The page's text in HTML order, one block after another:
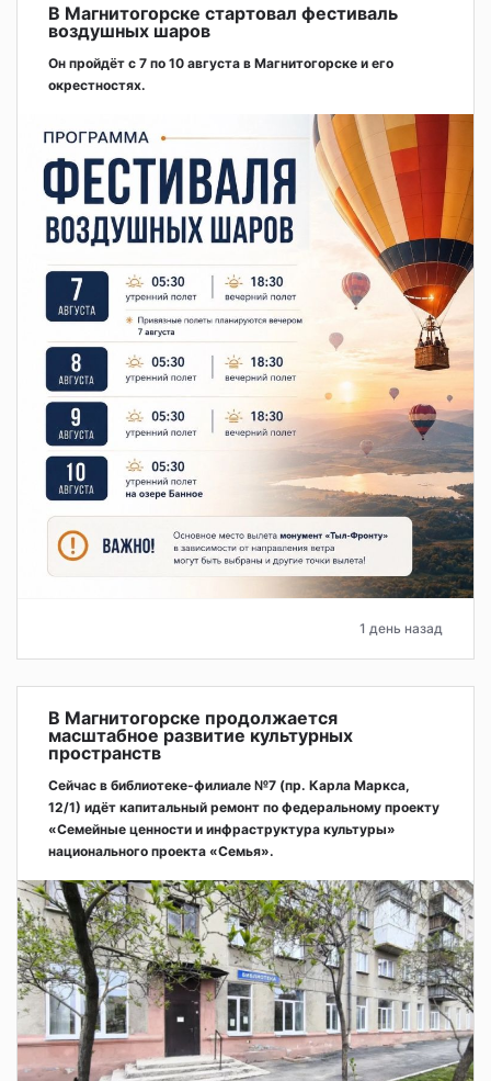
В Магнитогорске стартовал фестиваль
воздушных шаров
Он пройдёт с 7 по 10 августа в Магнитогорске и его
окрестностях.
1 день назад
В Магнитогорске продолжается
масштабное развитие культурных
пространств
Сейчас в библиотеке-филиале №7 (пр. Карла Маркса,
12/1) идёт капитальный ремонт по федеральному проекту
«Семейные ценности и инфраструктура культуры»
национального проекта «Семья».